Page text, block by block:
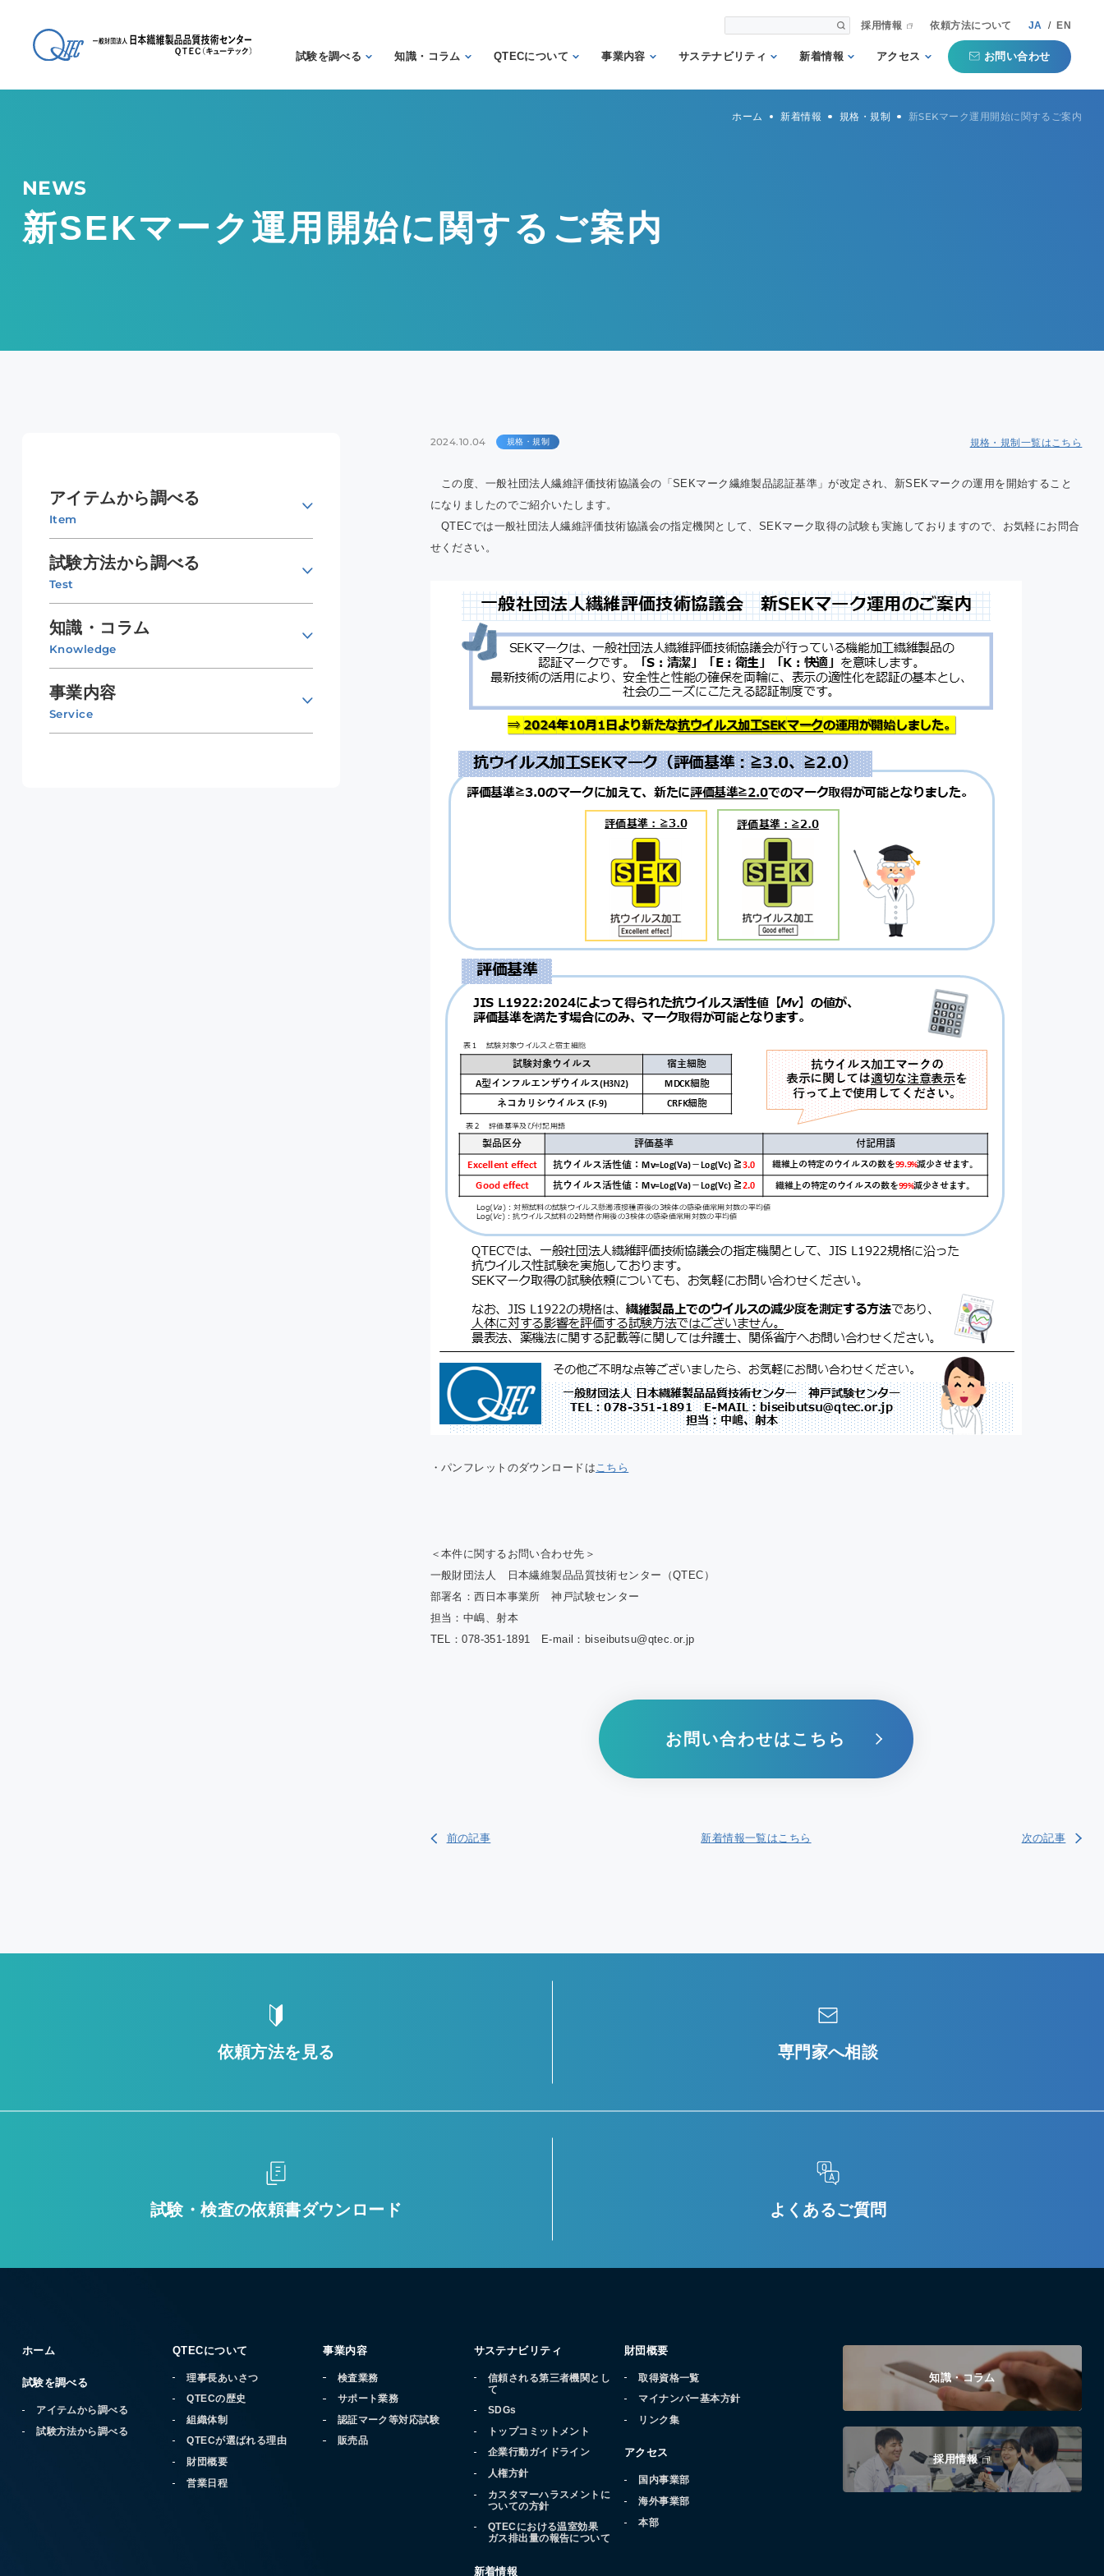
採用情報 依頼方法について JA / EN
試験を調べる 知識・コラム
微生物に関する知
QTECについて
理由
財団概要
事業内容
認証マーク等対応
試験
サステナビリティ
信頼される第三者
新着情報
重要
アクセス
国内事業所
お問い合わせ
ホーム 新着情報 規格・規制 新SEKマーク運用開始に関するご案内
NEWS
新SEKマーク運用開始に関するご案内
2024.10.04 規格・規制 規格・規制一覧はこちら
この度、一般社団法人繊維評価技術協議会の「SEKマーク繊維製品認証基準」が改定され、新SEKマークの運用を開始すること
になりましたのでご紹介いたします。
QTECでは一般社団法人繊維評価技術協議会の指定機関として、SEKマーク取得の試験も実施しておりますので、お気軽にお問合
せください。
・パンフレットのダウンロードは こちら
＜本件に関するお問い合わせ先＞
一般財団法人 日本繊維製品品質技術センター（QTEC ）
部署名：西日本事業所 神戸試験センター
担当：中嶋、射本
TEL
：078‐351‐1891 E-mail ：biseibutsu@qtec.or.jp
お問い合わせはこちら
前の記事 新着情報一覧はこちら 次の記事
アイテムから調べる
Item
試験方法から調べる
Test
知識・コラム
Knowledge
事業内容
Service
依頼方法を見る 専門家へ相談
試験・検査の依頼書ダウンロード よくあるご質問
ホーム
試験を調べる
アイテムから調べる
試験方法から調べる
QTECについて
理事長あいさつ
QTECの歴史
組織体制
QTECが選ばれる理由
財団概要
営業日程
事業内容
検査業務
サポート業務
認証マーク等対応試験
販売品
サステナビリティ
信頼される第三者機関とし
て
SDGs
トップコミットメント
企業行動ガイドライン
人権方針
カスタマーハラスメントに
ついての方針
QTECにおける温室効果
ガス排出量の報告について
新着情報
財団概要
取得資格一覧
マイナンバー基本方針
リンク集
アクセス
国内事業部
海外事業部
本部
知識・コラム
採用情報